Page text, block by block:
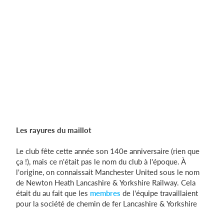
Les rayures du maillot
Le club fête cette année son 140e anniversaire (rien que
ça !), mais ce n'était pas le nom du club à l'époque. À
l'origine, on connaissait Manchester United sous le nom
de Newton Heath Lancashire & Yorkshire Railway. Cela
était du au fait que les membres de l'équipe travaillaient
pour la société de chemin de fer Lancashire & Yorkshire